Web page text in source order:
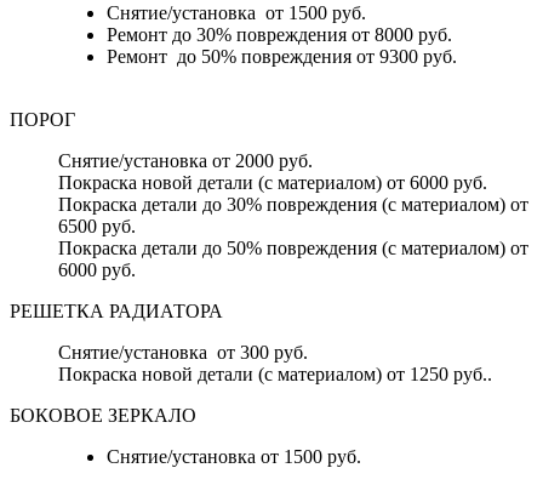
Снятие/установка от 1500 руб.
Ремонт до 30% повреждения от 8000 руб.
Ремонт до 50% повреждения от 9300 руб.
ПОРОГ
Снятие/установка от 2000 руб.
Покраска новой детали (с материалом) от 6000 руб.
Покраска детали до 30% повреждения (с материалом) от
6500 руб.
Покраска детали до 50% повреждения (с материалом) от
6000 руб.
РЕШЕТКА РАДИАТОРА
Снятие/установка от 300 руб.
Покраска новой детали (с материалом) от 1250 руб..
БОКОВОЕ ЗЕРКАЛО
Снятие/установка от 1500 руб.